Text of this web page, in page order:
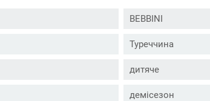
BEBBINI
Туреччина
дитяче
демісезон